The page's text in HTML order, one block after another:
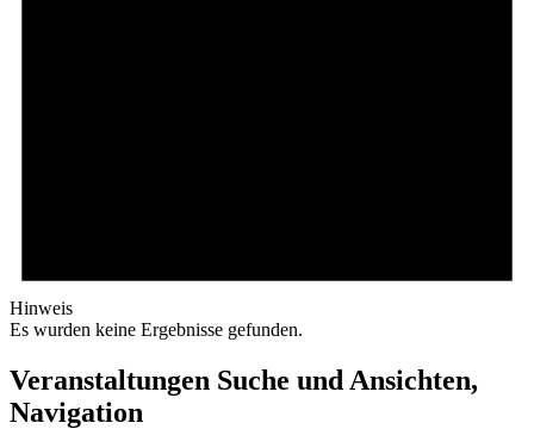
Hinweis
Es wurden keine Ergebnisse gefunden.
Veranstaltungen Suche und Ansichten,
Navigation